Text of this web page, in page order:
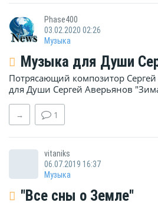
Phase400
03.02.2020 02:26
Музыка
Музыка для Души
Потрясающий композитор
для Души Сергей Аверьянов
→ 1
vitaniks
06.07.2019 16:37
Музыка
"Все сны о Земле"